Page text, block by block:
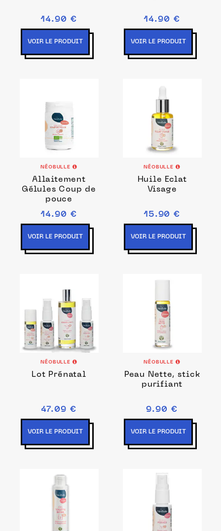
14.90 €
VOIR LE PRODUIT
14.90 €
VOIR LE PRODUIT
NÉOBULLE
Allaitement
Gélules Coup de
pouce
14.90 €
VOIR LE PRODUIT
NÉOBULLE
Huile Eclat
Visage
15.90 €
VOIR LE PRODUIT
NÉOBULLE
Lot Prénatal
47.09 €
VOIR LE PRODUIT
NÉOBULLE
Peau Nette, stick
purifiant
9.90 €
VOIR LE PRODUIT